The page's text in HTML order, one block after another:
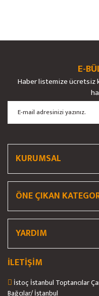
Bu ürüne
yetersiz gördüğünüz
Ürün resmi kalitesiz,
Ürün açıklamasında
Ürün bilgilerinde hatalar
Ürün fiyatı diğer
E-
Haber listemize ücretsiz
KURUMSAL
ÖNE ÇIKAN
YARDIM
İLETİŞİM
İstoç İstanbul Toptancılar
Bağcılar/ İstanbul